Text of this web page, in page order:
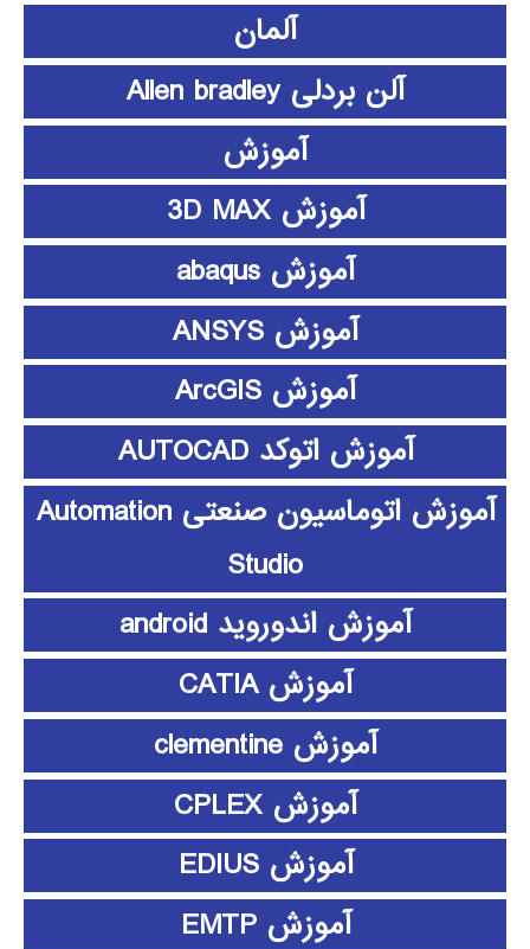
آلمان
آلن بردلی Allen bradley
آموزش
آموزش 3D MAX
آموزش abaqus
آموزش ANSYS
آموزش ArcGIS
آموزش اتوکد AUTOCAD
آموزش اتوماسیون صنعتی Automation
Studio
آموزش اندوروید android
آموزش CATIA
آموزش clementine
آموزش CPLEX
آموزش EDIUS
آموزش EMTP